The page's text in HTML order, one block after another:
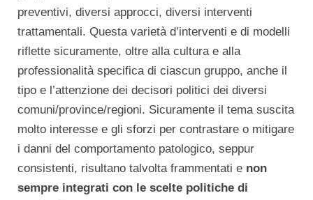
preventivi, diversi approcci, diversi interventi
trattamentali. Questa varietà d’interventi e di modelli
riflette sicuramente, oltre alla cultura e alla
professionalità specifica di ciascun gruppo, anche il
tipo e l’attenzione dei decisori politici dei diversi
comuni/province/regioni. Sicuramente il tema suscita
molto interesse e gli sforzi per contrastare o mitigare
i danni del comportamento patologico, seppur
consistenti, risultano talvolta frammentati e non
sempre integrati con le scelte politiche di